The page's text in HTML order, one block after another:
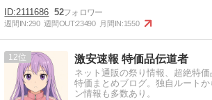
2111686 52
週間IN:290 週間OUT:23490 月間IN:1550
12 激安速報 特価品伝道者
ネット通販の祭り情報、超絶特価
特価まとめブログ。独自ルート
ン情報も多数あり。